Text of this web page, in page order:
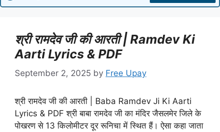
श्री रामदेव जी की आरती | Ramdev Ki
Aarti Lyrics & PDF
September 2, 2025 by Free Upay
श्री रामदेव जी की आरती | Baba Ramdev Ji Ki Aarti
Lyrics & PDF श्री बाबा रामदेव जी का मंदिर जैसलमेर जिले के
पोखरण से 13 किलोमीटर दूर रूनिचा में स्थित हैं। ऐसा कहा जाता